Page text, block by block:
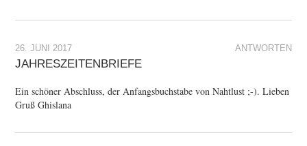
ANTWORTEN
26. JUNI 2017
JAHRESZEITENBRIEFE
Ein schöner Abschluss, der Anfangsbuchstabe von Nahtlust ;-). Lieben
Gruß Ghislana